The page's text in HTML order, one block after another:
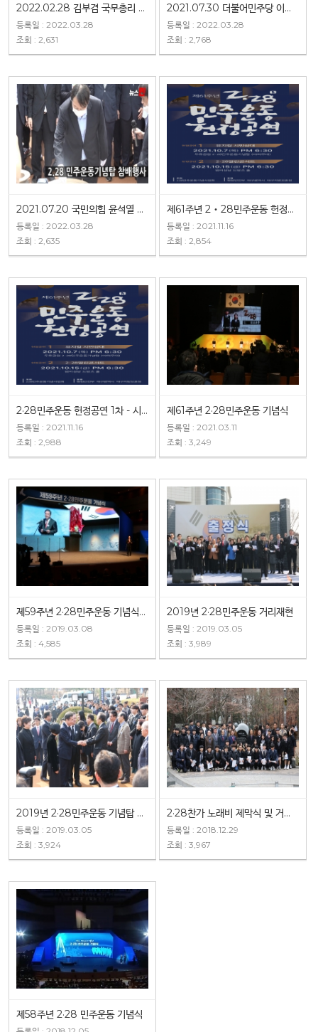
2022.02.28 김부겸 국무총리 2·28민주운동기념탑 참배
등록일 : 2022.03.28
조회 : 2,631
2021.07.30 더불어민주당 이재명 대선예비후보 2·28민주운동기념탑 참배
등록일 : 2022.03.28
조회 : 2,768
2021.07.20 국민의힘 윤석열 대선예비후보 2·28민주운동기념탑 참배
등록일 : 2022.03.28
조회 : 2,635
제61주년 2‧28민주운동 헌정공연 2차 - 열린콘서트
등록일 : 2021.11.16
조회 : 2,854
2·28민주운동 헌정공연 1차 - 시민삼대
등록일 : 2021.11.16
조회 : 2,988
제61주년 2·28민주운동 기념식
등록일 : 2021.03.11
조회 : 3,249
제59주년 2·28민주운동 기념식 식전행사
등록일 : 2019.03.08
조회 : 4,585
2019년 2·28민주운동 거리재현
등록일 : 2019.03.05
조회 : 3,989
2019년 2·28민주운동 기념탑 참배
등록일 : 2019.03.05
조회 : 3,924
2·28찬가 노래비 제막식 및 거리재현 행사
등록일 : 2018.12.29
조회 : 3,967
제58주년 2·28 민주운동 기념식